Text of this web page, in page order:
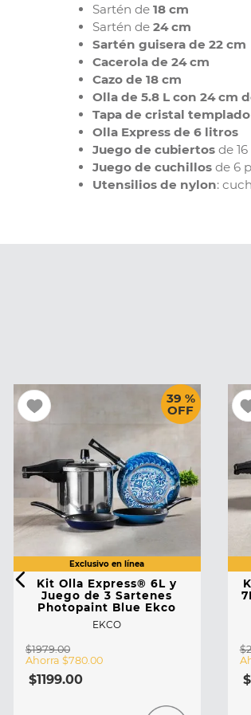
Sartén de 18 cm
Sartén de 24 cm
Sartén guisera de 22 cm
Cacerola de 24 cm
Cazo de 18 cm
Olla de 5.8 L con 24 cm
Tapa de cristal templado
Olla Express de 6 litros
Juego de cubiertos de
Juego de cuchillos de 6
Utensilios de nylon:
39 %
OFF
Kit Olla Express® 6L y
Juego de 3 Sartenes
Photopaint Blue Ekco
EKCO
$1979.00
Ahorra $780. 00
$1199.00
$
$